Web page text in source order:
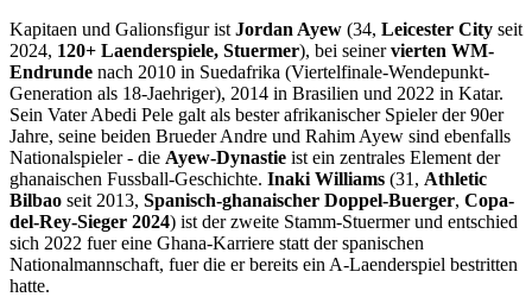
Kapitaen und Galionsfigur ist Jordan Ayew (34, Leicester City seit
2024, 120+ Laenderspiele, Stuermer), bei seinervierten WM-
Endrunde nach 2010 in Suedafrika (Viertelfinale-Wendepunkt-
Generation als 18-Jaehriger), 2014 in Brasilien und 2022 in Katar.
Sein Vater Abedi Pele galt als bester afrikanischer Spieler der 90er
Jahre, seine beiden Brueder Andre und Rahim Ayew sind ebenfalls
Nationalspieler - die Ayew-Dynastie ist ein zentrales Element der
ghanaischen Fussball-Geschichte. Inaki Williams (31, Athletic
Bilbao seit 2013, Spanisch-ghanaischer Doppel-Buerger, Copa-
del-Rey-Sieger 2024) ist der zweite Stamm-Stuermer und entschied
sich 2022 fuer eine Ghana-Karriere statt der spanischen
Nationalmannschaft, fuer die er bereits ein A-Laenderspiel bestritten
hatte.